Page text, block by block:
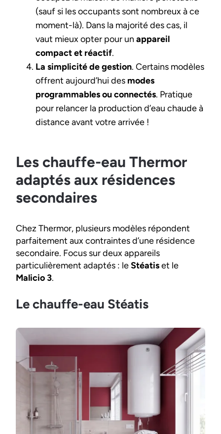
(sauf si les occupants sont nombreux à ce
moment-là). Dans la majorité des cas, il
vaut mieux opter pour un appareil
compact et réactif.
La simplicité de gestion. Certains modèles
offrent aujourd’hui des modes
programmables ou connectés. Pratique
pour relancer la production d’eau chaude à
distance avant votre arrivée !
Les chauffe-eau Thermor
adaptés aux résidences
secondaires
Chez Thermor, plusieurs modèles répondent
parfaitement aux contraintes d’une résidence
secondaire. Focus sur deux appareils
particulièrement adaptés : leStéatiset le
Malicio 3.
Le chauffe-eau Stéatis